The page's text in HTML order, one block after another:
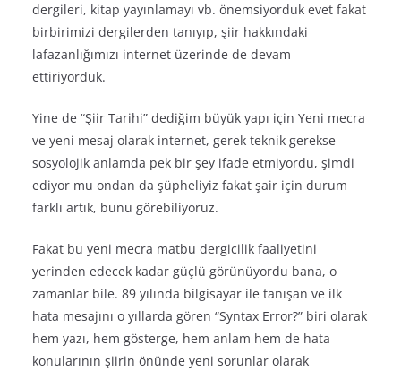
dergileri, kitap yayınlamayı vb. önemsiyorduk evet fakat
birbirimizi dergilerden tanıyıp, şiir hakkındaki
lafazanlığımızı internet üzerinde de devam
ettiriyorduk.
Yine de “Şiir Tarihi” dediğim büyük yapı için Yeni mecra
ve yeni mesaj olarak internet, gerek teknik gerekse
sosyolojik anlamda pek bir şey ifade etmiyordu, şimdi
ediyor mu ondan da şüpheliyiz fakat şair için durum
farklı artık, bunu görebiliyoruz.
Fakat bu yeni mecra matbu dergicilik faaliyetini
yerinden edecek kadar güçlü görünüyordu bana, o
zamanlar bile. 89 yılında bilgisayar ile tanışan ve ilk
hata mesajını o yıllarda gören “Syntax Error?” biri olarak
hem yazı, hem gösterge, hem anlam hem de hata
konularının şiirin önünde yeni sorunlar olarak